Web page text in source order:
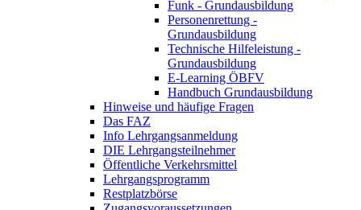
Funk - Grundausbildung
Personenrettung -
Grundausbildung
Technische Hilfeleistung -
Grundausbildung
E-Learning ÖBFV
Handbuch Grundausbildung
Hinweise und häufige Fragen
Das FAZ
Info Lehrgangsanmeldung
DIE Lehrgangsteilnehmer
Öffentliche Verkehrsmittel
Lehrgangsprogramm
Restplatzbörse